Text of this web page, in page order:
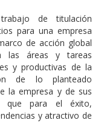
de titulación
para una empresa
de acción global
las áreas y tareas
y productivas de la
de lo planteado
la empresa y de sus
que para el éxito,
y atractivo de